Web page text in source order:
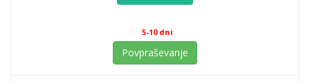
5-10 dni
Povpraševanje